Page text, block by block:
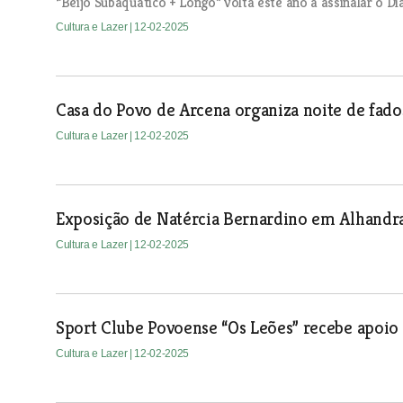
Cultura e Lazer | 12-02-2025
Casa do Povo de Arcena organiza noite de
Cultura e Lazer | 12-02-2025
Exposição de Natércia Bernardino em
Cultura e Lazer | 12-02-2025
Sport Clube Povoense “Os Leões” recebe apoio
Cultura e Lazer | 12-02-2025